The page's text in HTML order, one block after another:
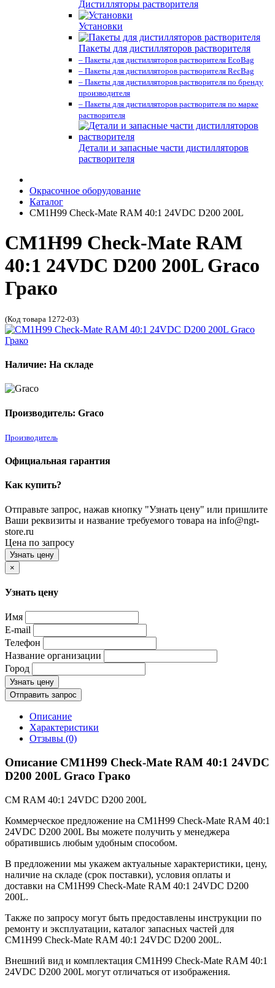
Дистилляторы растворителя
Установки
Пакеты для дистилляторов растворителя
– Пакеты для дистилляторов растворителя EcoBag
– Пакеты для дистилляторов растворителя RecBag
– Пакеты для дистилляторов растворителя по бренду
производителя
– Пакеты для дистилляторов растворителя по марке
растворителя
Детали и запасные части дистилляторов
растворителя
Окрасочное оборудование
Каталог
CM1H99 Check-Mate RAM 40:1 24VDC D200 200L
CM1H99 Check-Mate RAM
40:1 24VDC D200 200L Graco
Грако
(Код товара 1272-03)
Наличие: На складе
Производитель: Graco
Производитель
Официальная гарантия
Как купить?
Отправьте запрос, нажав кнопку "Узнать цену" или пришлите
Ваши реквизиты и название требуемого товара на info@ngt-
store.ru
Цена по запросу
Узнать цену
×
Узнать цену
Имя
E-mail
Телефон
Название организации
Город
Узнать цену
Отправить запрос
Описание
Характеристики
Отзывы (0)
Описание CM1H99 Check-Mate RAM 40:1 24VDC
D200 200L Graco Грако
CM RAM 40:1 24VDC D200 200L
Коммерческое предложение на CM1H99 Check-Mate RAM 40:1
24VDC D200 200L Вы можете получить у менеджера
обратившись любым удобным способом.
В предложении мы укажем актуальные характеристики, цену,
наличие на складе (срок поставки), условия оплаты и
доставки на CM1H99 Check-Mate RAM 40:1 24VDC D200
200L.
Также по запросу могут быть предоставлены инструкции по
ремонту и эксплуатации, каталог запасных частей для
CM1H99 Check-Mate RAM 40:1 24VDC D200 200L.
Внешний вид и комплектация CM1H99 Check-Mate RAM 40:1
24VDC D200 200L могут отличаться от изображения.